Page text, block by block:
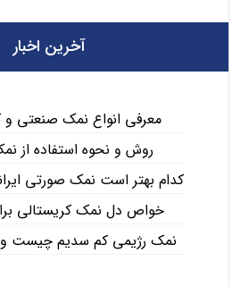
آخرین اخبار
معرفی انواع نمک صنعتی و
روش و نحوه استفاده از
کدام بهتر است نمک صورتی
خواص دل نمک کریستالی
نمک رژیمی کم سدیم چیست